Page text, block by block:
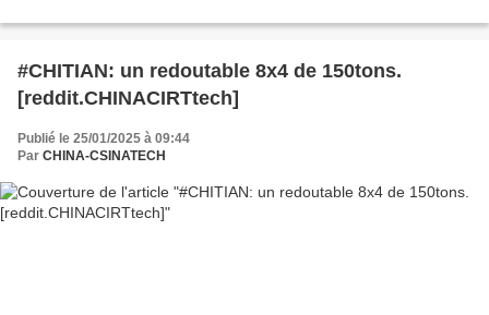
#CHITIAN: un redoutable 8x4 de 150tons.
[reddit.CHINACIRTtech]
Publié le 25/01/2025 à 09:44
Par CHINA-CSINATECH